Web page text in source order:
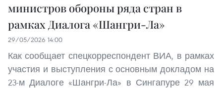
министров обороны ряда стран в
рамках Диалога «Шангри-Ла»
29/05/2026 14:00
Как сообщает спецкорреспондент ВИА, в рамках
участия и выступления с основным докладом на
23-м Диалоге «Шангри-Ла» в Сингапуре 29 мая